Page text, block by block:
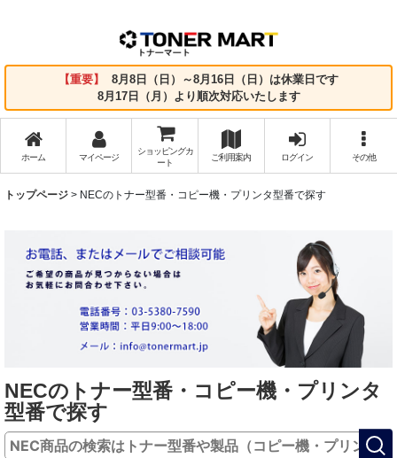
【重要】
8月8日（日）～8月16日（日）は休業日です
8月17日（月）より順次対応いたします
ホーム マイページ
ショッピングカ
ート
ご利用案内 ログイン その他
トップページ > NECのトナー型番・コピー機・プリンタ型番で探す
NECのトナー型番・コピー機・プリンタ
型番で探す